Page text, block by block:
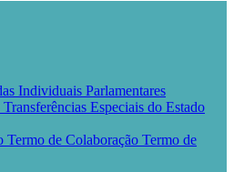
Individuais Parlamentares
Transferências Especiais do Estado
Termo de Colaboração Termo de